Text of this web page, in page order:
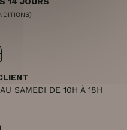
SAMEDI DE 10H À 18H